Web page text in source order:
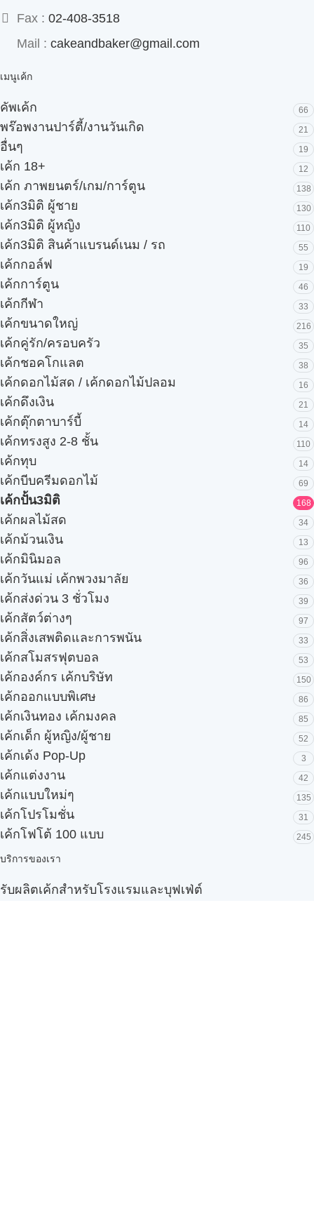
Fax : 02-408-3518
Mail : cakeandbaker@gmail.com
เมนูเค้ก
คัพเค้ก 66
พร๊อพงานปาร์ตี้/งานวันเกิด 21
อื่นๆ 19
เค้ก 18+ 12
เค้ก ภาพยนตร์/เกม/การ์ตูน 138
เค้ก3มิติ ผู้ชาย 130
เค้ก3มิติ ผู้หญิง 110
เค้ก3มิติ สินค้าแบรนด์เนม / รถ 55
เค้กกอล์ฟ 19
เค้กการ์ตูน 46
เค้กกีฬา 33
เค้กขนาดใหญ่ 216
เค้กคู่รัก/ครอบครัว 35
เค้กชอคโกแลต 38
เค้กดอกไม้สด / เค้กดอกไม้ปลอม 16
เค้กดึงเงิน 21
เค้กตุ๊กตาบาร์บี้ 14
เค้กทรงสูง 2-8 ชั้น 110
เค้กทุบ 14
เค้กบีบครีมดอกไม้ 69
เค้กปั้น3มิติ 168
เค้กผลไม้สด 34
เค้กม้วนเงิน 13
เค้กมินิมอล 96
เค้กวันแม่ เค้กพวงมาลัย 36
เค้กส่งด่วน 3 ชั่วโมง 39
เค้กสัตว์ต่างๆ 97
เค้กสิ่งเสพติดและการพนัน 33
เค้กสโมสรฟุตบอล 53
เค้กองค์กร เค้กบริษัท 150
เค้กออกแบบพิเศษ 86
เค้กเงินทอง เค้กมงคล 85
เค้กเด็ก ผู้หญิง/ผู้ชาย 52
เค้กเด้ง Pop-Up 3
เค้กแต่งงาน 42
เค้กแบบใหม่ๆ 135
เค้กโปรโมชั่น 31
เค้กโฟโต้ 100 แบบ 245
บริการของเรา
รับผลิตเค้กสำหรับโรงแรมและบุฟเฟ่ต์